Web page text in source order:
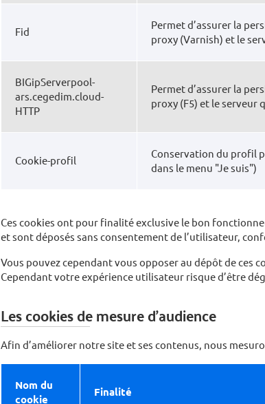
Fid
Permet d’assurer la
proxy (Varnish) et le
BIGipServerpool-
ars.cegedim.cloud-
HTTP
Permet d’assurer la
proxy (F5) et le serveur
Cookie-profil
Conservation du profil
dans le menu "Je suis")
Ces cookies ont pour finalité exclusive le bon
et sont déposés sans consentement de l’utilisateur,
Vous pouvez cependant vous opposer au dépôt de ces
Cependant votre expérience utilisateur risque d’être
Les cookies de mesure d’audience
Afin d’améliorer notre site et ses contenus, nous
Nom du
cookie
Finalité